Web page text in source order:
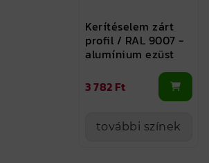
Kerítéselem zárt
profil / RAL 9007 -
alumínium ezüst
3 782 Ft
további színek